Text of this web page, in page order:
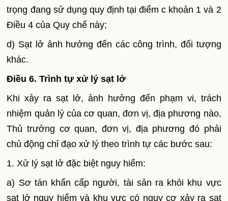
trọng đang sử dụng quy định tại điểm c khoản 1 và 2
Điều 4 của Quy chế này;
d) Sạt lở ảnh hưởng đến các công trình, đối tượng
khác.
Điều 6. Trình tự xử lý sạt lở
Khi xảy ra sạt lở, ảnh hưởng đến phạm vi, trách
nhiệm quản lý của cơ quan, đơn vị, địa phương nào,
Thủ trưởng cơ quan, đơn vị, địa phương đó phải
chủ động chỉ đạo xử lý theo trình tự các bước sau:
1. Xử lý sạt lở đặc biệt nguy hiểm:
a) Sơ tán khẩn cấp người, tài sản ra khỏi khu vực
sạt lở nguy hiểm và khu vực có nguy cơ xảy ra sạt